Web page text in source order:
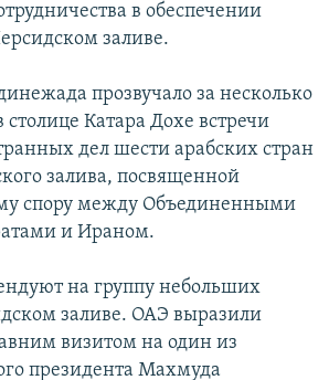
в обеспечении
заливе.
прозвучало за несколько
столице Катара Дохе встречи
дел шести арабских стран
залива, посвященной
спору между Объединенными
и Ираном.
на группу небольших
заливе. ОАЭ выразили
визитом на один из
президента Махмуда